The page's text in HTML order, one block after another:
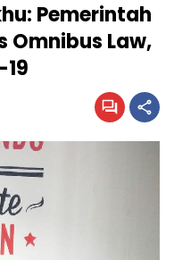
Pemerintah
Omnibus Law,